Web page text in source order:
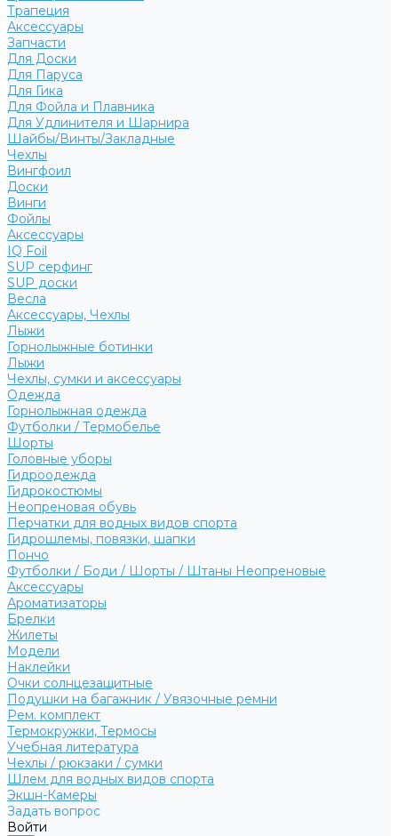
Трапеция
Аксессуары
Запчасти
Для Доски
Для Паруса
Для Гика
Для Фойла и Плавника
Для Удлинителя и Шарнира
Шайбы/Винты/Закладные
Чехлы
Вингфоил
Доски
Винги
Фойлы
Аксессуары
IQ Foil
SUP серфинг
SUP доски
Весла
Аксессуары, Чехлы
Лыжи
Горнолыжные ботинки
Лыжи
Чехлы, сумки и аксессуары
Одежда
Горнолыжная одежда
Футболки / Термобелье
Шорты
Головные уборы
Гидроодежда
Гидрокостюмы
Неопреновая обувь
Перчатки для водных видов спорта
Гидрошлемы, повязки, шапки
Пончо
Футболки / Боди / Шорты / Штаны Неопреновые
Аксессуары
Ароматизаторы
Брелки
Жилеты
Модели
Наклейки
Очки солнцезащитные
Подушки на багажник / Увязочные ремни
Рем. комплект
Термокружки, Термосы
Учебная литература
Чехлы / рюкзаки / сумки
Шлем для водных видов спорта
Экшн-Камеры
Задать вопрос
Войти